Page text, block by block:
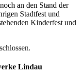
an den Stand der
Stadtfest und
Kinderfest und
Lindau